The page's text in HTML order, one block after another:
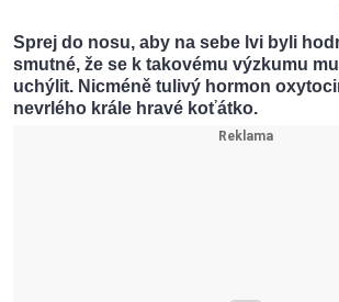
Sprej do nosu, aby na sebe lvi byli
smutné, že se k takovému výzkumu
uchýlit. Nicméně tulivý hormon
nevrlého krále hravé koťátko.